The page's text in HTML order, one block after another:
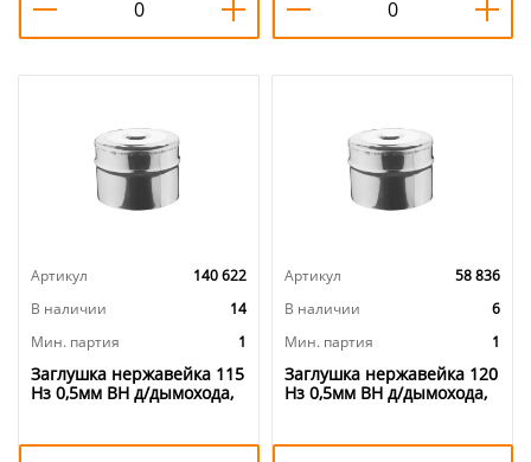
Артикул
140 622
В наличии
14
Мин. партия
1
Заглушка нержавейка 115
Нз 0,5мм ВН д/дымохода,
Артикул
58 836
В наличии
6
Мин. партия
1
Заглушка нержавейка 120
Нз 0,5мм ВН д/дымохода,